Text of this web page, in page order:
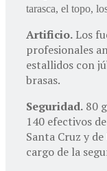
tarasca, el topo,
Artificio. Los
profesionales
estallidos con
brasas.
Seguridad. 80
140 efectivos
Santa Cruz y
cargo de la